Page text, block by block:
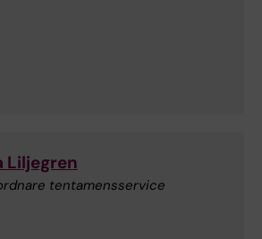
Liljegren
tentamensservice